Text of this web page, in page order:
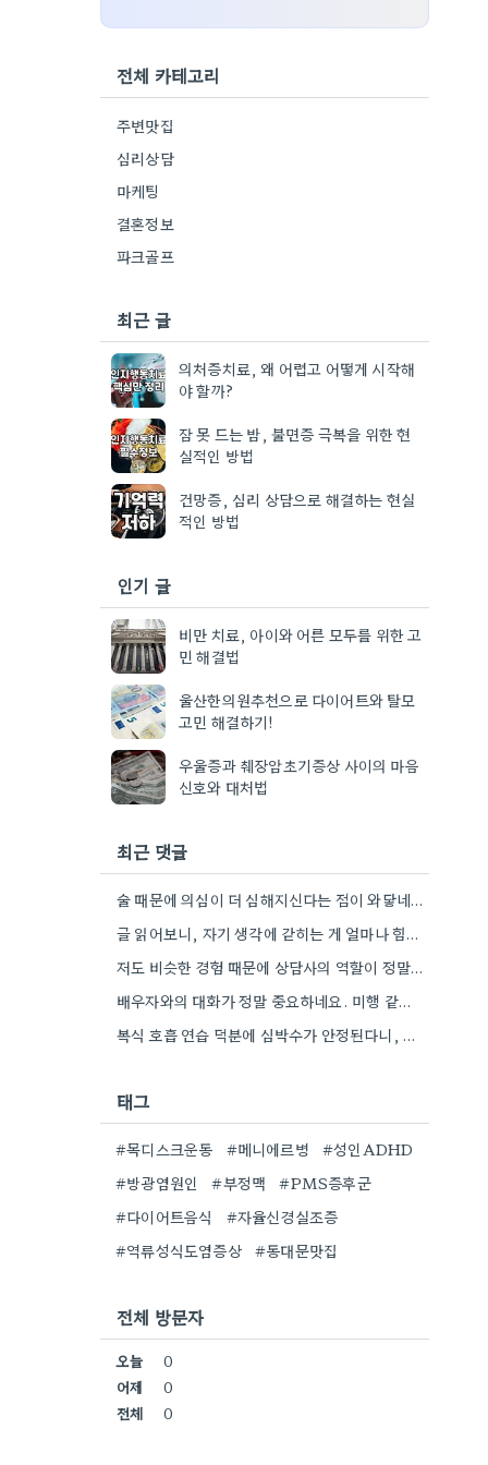
전체 카테고리
주변맛집
심리상담
마케팅
결혼정보
파크골프
최근 글
의처증치료, 왜 어렵고 어떻게 시작해
야 할까?
잠 못 드는 밤, 불면증 극복을 위한 현
실적인 방법
건망증, 심리 상담으로 해결하는 현실
적인 방법
인기 글
비만 치료, 아이와 어른 모두를 위한 고
민 해결법
울산한의원추천으로 다이어트와 탈모
고민 해결하기!
우울증과 췌장암초기증상 사이의 마음
신호와 대처법
최근 댓글
술 때문에 의심이 더 심해지신다는 점이 와닿네요. 저도 비슷한 경험이 있어서 전문가의 도움을 받는 게…
글 읽어보니, 자기 생각에 갇히는 게 얼마나 힘든지 알 것 같아요. 객관적으로 판단하는 게 쉽지…
저도 비슷한 경험 때문에 상담사의 역할이 정말 중요하다고 생각했어요. 망상을 객관적으로 볼 수 있게 돕는…
배우자와의 대화가 정말 중요하네요. 미행 같은 행동이 계속되면 오히려 관계가 더 악화될 수 있을 것…
복식 호흡 연습 덕분에 심박수가 안정된다니, 정말 도움이 될 것 같아요. 저는 스트레스 받을 때…
태그
#목디스크운동 #메니에르병
#성인ADHD
#방광염원인
#부정맥
#PMS증후군
#다이어트음식
#자율신경실조증
#역류성식도염증상
#동대문맛집
전체 방문자
오늘
0
어제
0
전체
0